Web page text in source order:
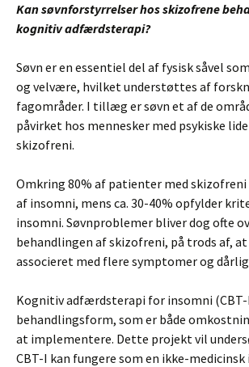
Kan søvnforstyrrelser hos skizofrene
kognitiv adfærdsterapi?
Søvn er en essentiel del af fysisk såvel
og velvære, hvilket understøttes af
fagområder. I tillæg er søvn et af de
påvirket hos mennesker med psykiske
skizofreni.
Omkring 80% af patienter med skizofreni
af insomni, mens ca. 30-40% opfylder
insomni. Søvnproblemer bliver dog ofte
behandlingen af skizofreni, på trods af,
associeret med flere symptomer og
Kognitiv adfærdsterapi for insomni (CBT-
behandlingsform, som er både
at implementere. Dette projekt vil
CBT-I kan fungere som en ikke-